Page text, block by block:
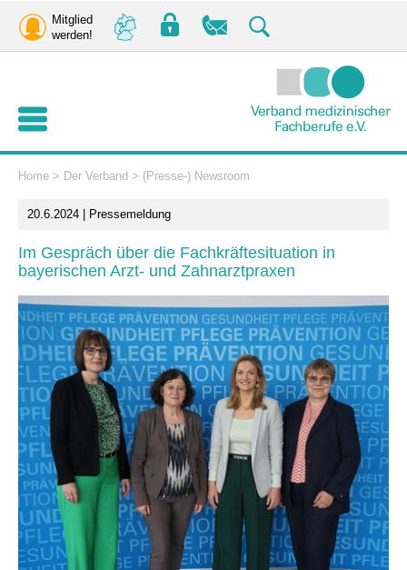
Mitglied
werden!
Home > Der Verband > (Presse-) Newsroom
20.6.2024 | Pressemeldung
Im Gespräch über die Fachkräftesituation in
bayerischen Arzt- und Zahnarztpraxen